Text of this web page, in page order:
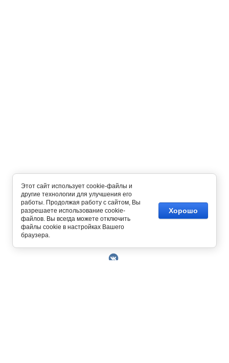
Copyright © 2014 - 2026
Этот сайт использует cookie-файлы и
другие технологии для улучшения его
работы. Продолжая работу с сайтом, Вы
разрешаете использование cookie-
файлов. Вы всегда можете отключить
файлы cookie в настройках Вашего
браузера.
Хорошо